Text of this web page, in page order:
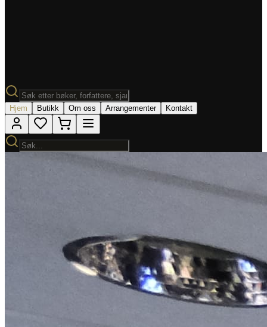
Hjem Butikk Om oss Arrangementer Kontakt